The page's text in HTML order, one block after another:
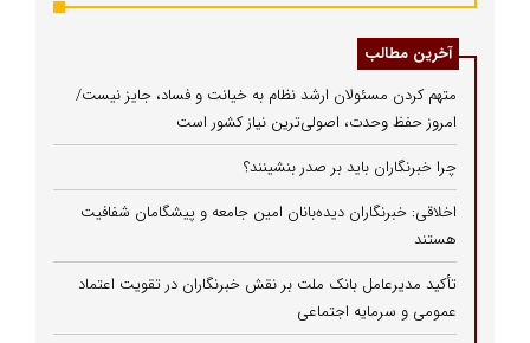
آخرین مطالب
متهم کردن مسئولان ارشد نظام به خیانت و فساد، جایز نیست/
امروز حفظ وحدت، اصولی‌ترین نیاز کشور است
چرا خبرنگاران باید بر صدر بنشینند؟
اخلاقی: خبرنگاران دیده‌بانان امین جامعه و پیشگامان شفافیت
هستند
تأکید مدیرعامل بانک ملت بر نقش خبرنگاران در تقویت اعتماد
عمومی و سرمایه اجتماعی